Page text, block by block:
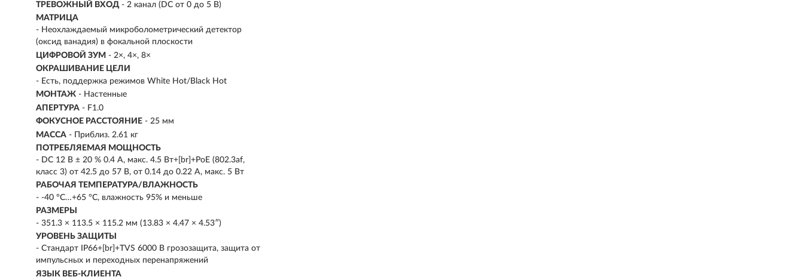
ТРЕВОЖНЫЙ ВХОД - 2 канал (DC от 0 до 5 В)
МАТРИЦА
- Неохлаждаемый микроболометрический детектор
(оксид ванадия) в фокальной плоскости
ЦИФРОВОЙ ЗУМ - 2×, 4×, 8×
ОКРАШИВАНИЕ ЦЕЛИ
- Есть, поддержка режимов White Hot/Black Hot
МОНТАЖ - Настенные
АПЕРТУРА - F1.0
ФОКУСНОЕ РАССТОЯНИЕ - 25 мм
МАССА - Приблиз. 2.61 кг
ПОТРЕБЛЯЕМАЯ МОЩНОСТЬ
- DC 12 В ± 20 % 0.4 А, макс. 4.5 Вт+[br]+PoE (802.3af,
класс 3) от 42.5 до 57 В, от 0.14 до 0.22 А, макс. 5 Вт
РАБОЧАЯ ТЕМПЕРАТУРА/ВЛАЖНОСТЬ
- -40 °C…+65 °C, влажность 95% и меньше
РАЗМЕРЫ
- 351.3 × 113.5 × 115.2 мм (13.83 × 4.47 × 4.53″)
УРОВЕНЬ ЗАЩИТЫ
- Стандарт IP66+[br]+TVS 6000 В грозозащита, защита от
импульсных и переходных перенапряжений
ЯЗЫК ВЕБ-КЛИЕНТА